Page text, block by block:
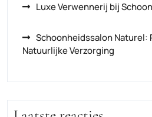
Luxe Verwennerij bij
Schoonheidssalon Naturel:
Natuurlijke Verzorging